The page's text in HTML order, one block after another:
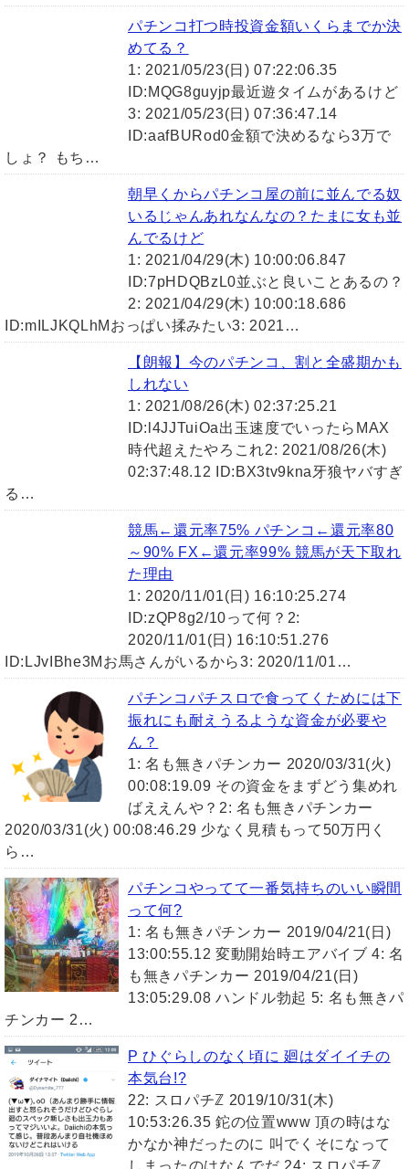
パチンコ打つ時投資金額いくらまでか決
めてる？
1: 2021/05/23(日) 07:22:06.35
ID:MQG8guyjp最近遊タイムがあるけど
3: 2021/05/23(日) 07:36:47.14
ID:aafBURod0金額で決めるなら3万で
しょ？ もち…
朝早くからパチンコ屋の前に並んでる奴
いるじゃんあれなんなの？たまに女も並
んでるけど
1: 2021/04/29(木) 10:00:06.847
ID:7pHDQBzL0並ぶと良いことあるの？
2: 2021/04/29(木) 10:00:18.686
ID:mILJKQLhMおっぱい揉みたい3: 2021…
【朗報】今のパチンコ、割と全盛期かも
しれない
1: 2021/08/26(木) 02:37:25.21
ID:l4JJTuiOa出玉速度でいったらMAX
時代超えたやろこれ2: 2021/08/26(木)
02:37:48.12 ID:BX3tv9kna牙狼ヤバすぎ
る…
競馬←還元率75% パチンコ←還元率80
～90% FX←還元率99% 競馬が天下取れ
た理由
1: 2020/11/01(日) 16:10:25.274
ID:zQP8g2/10って何？2:
2020/11/01(日) 16:10:51.276
ID:LJvIBhe3Mお馬さんがいるから3: 2020/11/01…
パチンコパチスロで食ってくためには下
振れにも耐えうるような資金が必要や
ん？
1: 名も無きパチンカー 2020/03/31(火)
00:08:19.09 その資金をまずどう集めれ
ばええんや？2: 名も無きパチンカー
2020/03/31(火) 00:08:46.29 少なく見積もって50万円く
ら…
パチンコやってて一番気持ちのいい瞬間
って何?
1: 名も無きパチンカー 2019/04/21(日)
13:00:55.12 変動開始時エアバイブ 4: 名
も無きパチンカー 2019/04/21(日)
13:05:29.08 ハンドル勃起 5: 名も無きパ
チンカー 2…
P ひぐらしのなく頃に 廻はダイイチの
本気台!?
22: スロパチℤ 2019/10/31(木)
10:53:26.35 鉈の位置www 頂の時はな
かなか神だったのに 叫でくそになって